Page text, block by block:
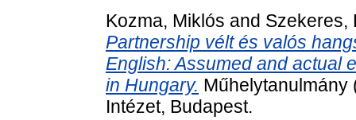
Kozma, Miklós and Szekeres,
Partnership vélt és valós
English: Assumed and actual
in Hungary. Műhelytanulmány
Intézet, Budapest.